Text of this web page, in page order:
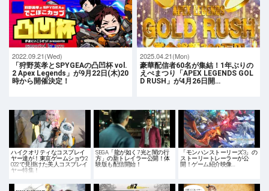
2022.09.21(Wed)
「狩野英孝とSPYGEAの凸凹杯 vol.
2 Apex Legends」が9月22日(木)20
時から開催決定！
2025.04.21(Mon)
豪華配信者60名が集結！1年ぶりの
えぺまつり「APEX LEGENDS GOL
D RUSH」が4月26日開…
ハイクオリティなコスプレイ
ヤー達が！東京ゲームショウ2
022で見掛けた美人コスプレイ
ヤー特集！
SEGA「龍が如く7 光と闇の行
方」の新トレイラー公開！体
験版も配信開始！
「モンハンストーリーズ3」の
ストーリートレーラーが公
開！ゲーム紹介映像…